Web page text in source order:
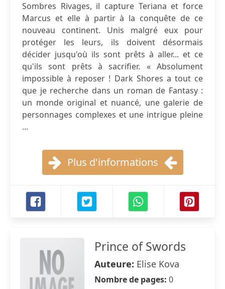
Sombres Rivages, il capture Teriana et force
Marcus et elle à partir à la conquête de ce
nouveau continent. Unis malgré eux pour
protéger les leurs, ils doivent désormais
décider jusqu'où ils sont prêts à aller... et ce
qu'ils sont prêts à sacrifier. « Absolument
impossible à reposer ! Dark Shores a tout ce
que je recherche dans un roman de Fantasy :
un monde original et nuancé, une galerie de
personnages complexes et une intrigue pleine
...
Plus d'informations
Prince of Swords
Auteure: Elise Kova
Nombre de pages: 0